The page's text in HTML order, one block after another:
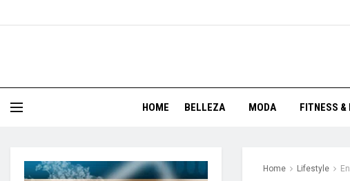
HOME BELLEZA MODA FITNESS &
Home Lifestyle